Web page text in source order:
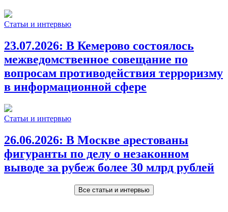
Статьи и интервью
23.07.2026: В Кемерово состоялось
межведомственное совещание по
вопросам противодействия терроризму
в информационной сфере
Статьи и интервью
26.06.2026: В Москве арестованы
фигуранты по делу о незаконном
выводе за рубеж более 30 млрд рублей
Все статьи и интервью